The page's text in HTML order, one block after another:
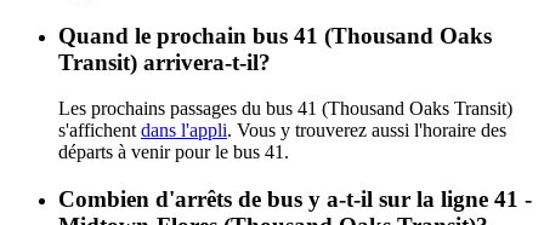
Quand le prochain bus 41 (Thousand Oaks
Transit) arrivera-t-il?
Les prochains passages du bus 41 (Thousand Oaks Transit)
s'affichent dans l'appli. Vous y trouverez aussi l'horaire des
départs à venir pour le bus 41.
Combien d'arrêts de bus y a-t-il sur la ligne 41 -